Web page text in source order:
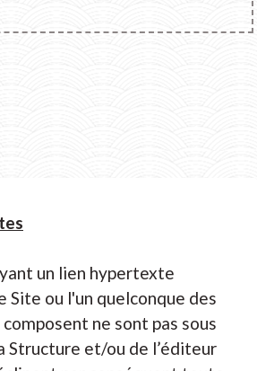
un lien hypertexte
Site ou l'un quelconque des
ne sont pas sous
Structure et/ou de l’éditeur